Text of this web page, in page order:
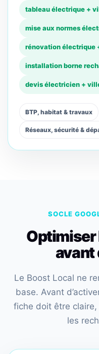
tableau électrique +
mise aux normes
rénovation électrique
installation borne
devis électricien +
BTP, habitat & travaux
Réseaux, sécurité &
SOCLE
Optimiser
avant
Le Boost Local ne
base. Avant
fiche doit être
les